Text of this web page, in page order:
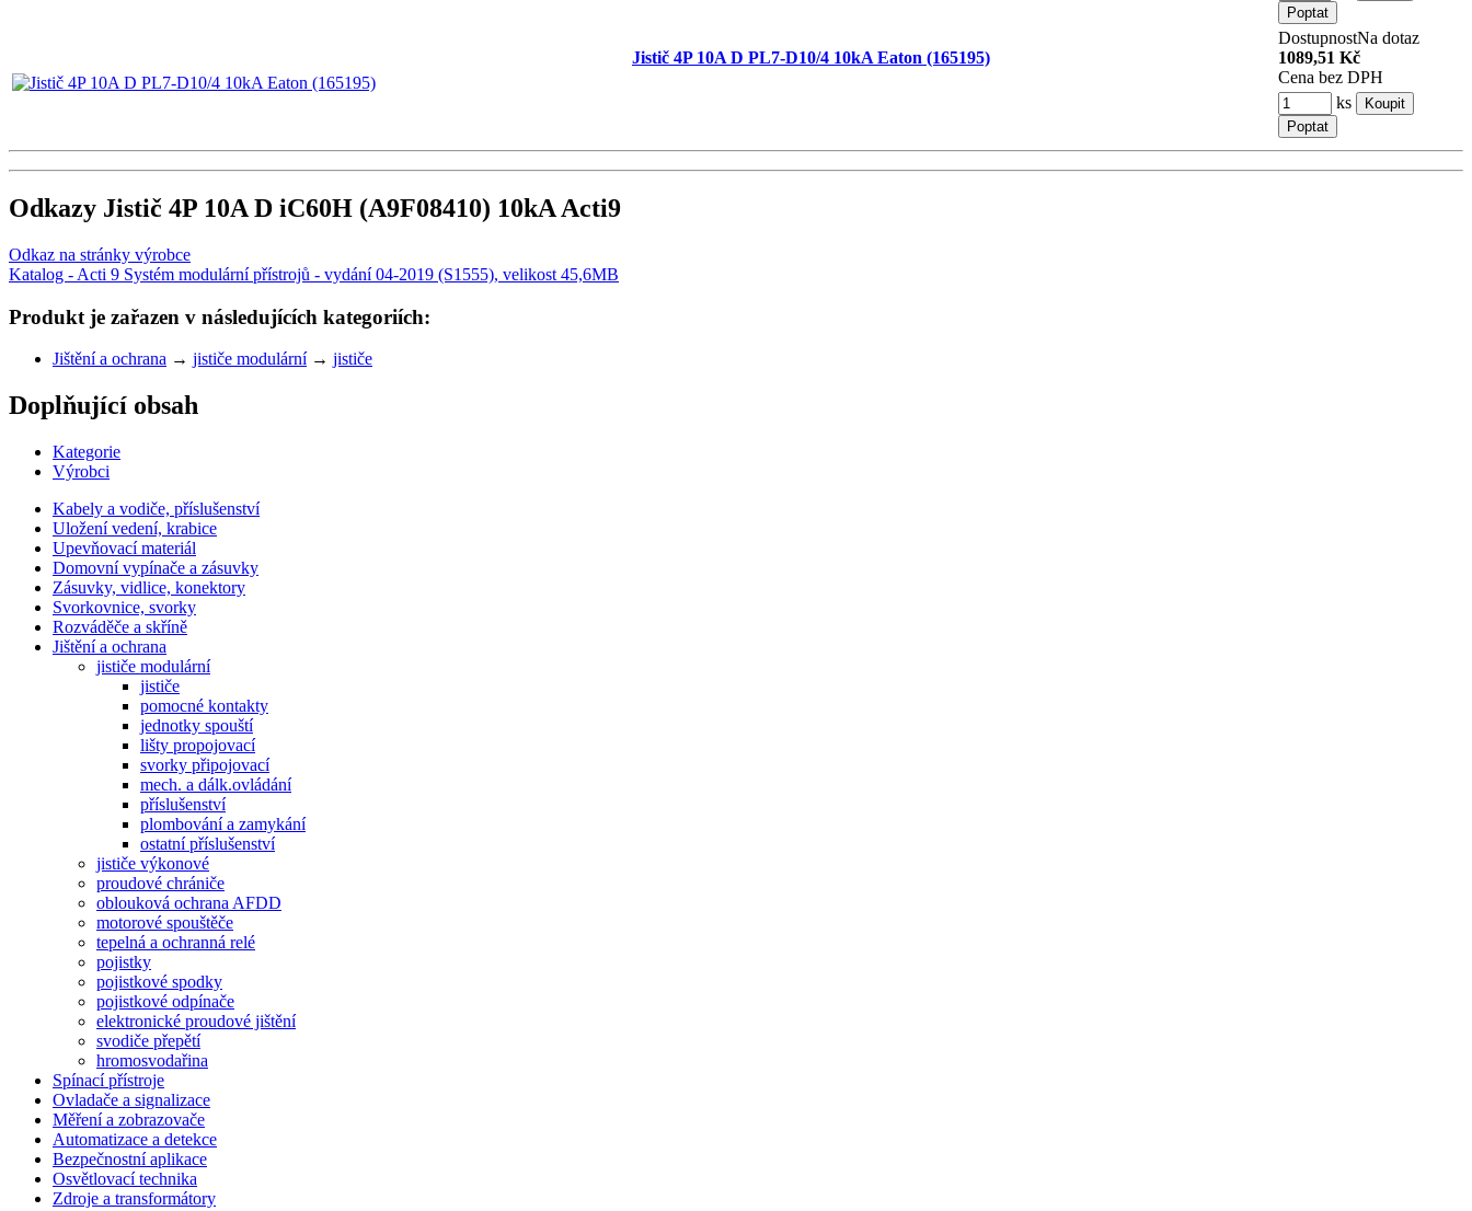
Jistič 4P 10A D PL7-D10/4 10kA Eaton (165195)
DostupnostNa dotaz
1089,51 Kč
Cena bez DPH
ks
Odkazy Jistič 4P 10A D iC60H (A9F08410) 10kA Acti9
Odkaz na stránky výrobce
Katalog - Acti 9 Systém modulární přístrojů - vydání 04-2019 (S1555), velikost 45,6MB
Produkt je zařazen v následujících kategoriích:
Jištění a ochrana → jističe modulární→ jističe
Doplňující obsah
Kategorie
Výrobci
Kabely a vodiče, příslušenství
Uložení vedení, krabice
Upevňovací materiál
Domovní vypínače a zásuvky
Zásuvky, vidlice, konektory
Svorkovnice, svorky
Rozváděče a skříně
Jištění a ochrana
jističe modulární
jističe
pomocné kontakty
jednotky spouští
lišty propojovací
svorky připojovací
mech. a dálk.ovládání
příslušenství
plombování a zamykání
ostatní příslušenství
jističe výkonové
proudové chrániče
oblouková ochrana AFDD
motorové spouštěče
tepelná a ochranná relé
pojistky
pojistkové spodky
pojistkové odpínače
elektronické proudové jištění
svodiče přepětí
hromosvodařina
Spínací přístroje
Ovladače a signalizace
Měření a zobrazovače
Automatizace a detekce
Bezpečnostní aplikace
Osvětlovací technika
Zdroje a transformátory